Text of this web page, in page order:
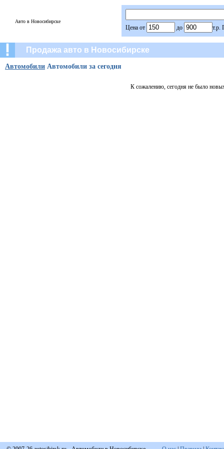
Авто в Новосибирске
Цена от до т.р.
Продажа авто в Новосибирске
Автомобили Автомобили за сегодня
К сожалению, сегодня не было